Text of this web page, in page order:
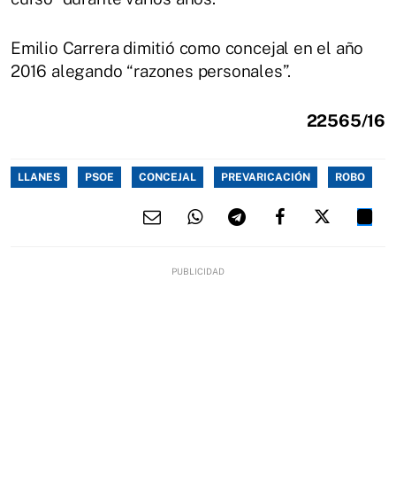
Emilio Carrera dimitió como concejal en el año
2016 alegando “razones personales”.
22565/16
LLANES PSOE CONCEJAL PREVARICACIÓN ROBO